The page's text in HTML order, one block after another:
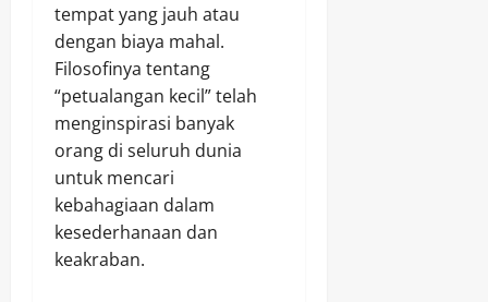
tempat yang jauh atau
dengan biaya mahal.
Filosofinya tentang
“petualangan kecil” telah
menginspirasi banyak
orang di seluruh dunia
untuk mencari
kebahagiaan dalam
kesederhanaan dan
keakraban.